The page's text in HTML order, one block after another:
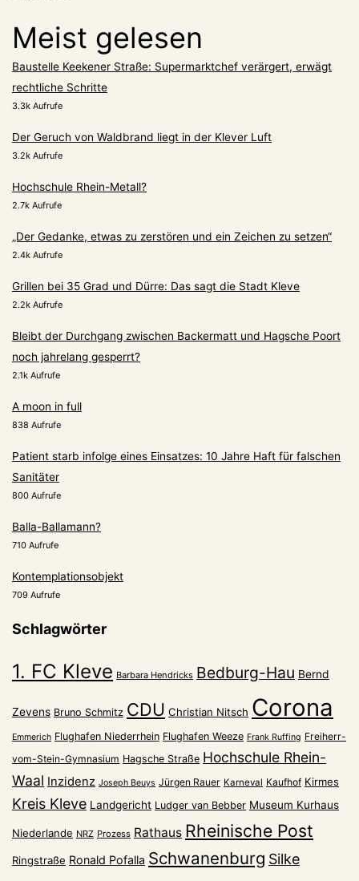
Meist gelesen
Baustelle Keekener Straße: Supermarktchef verärgert, erwägt
rechtliche Schritte
3.3k Aufrufe
Der Geruch von Waldbrand liegt in der Klever Luft
3.2k Aufrufe
Hochschule Rhein-Metall?
2.7k Aufrufe
„Der Gedanke, etwas zu zerstören und ein Zeichen zu setzen“
2.4k Aufrufe
Grillen bei 35 Grad und Dürre: Das sagt die Stadt Kleve
2.2k Aufrufe
Bleibt der Durchgang zwischen Backermatt und Hagsche Poort
noch jahrelang gesperrt?
2.1k Aufrufe
A moon in full
838 Aufrufe
Patient starb infolge eines Einsatzes: 10 Jahre Haft für falschen
Sanitäter
800 Aufrufe
Balla-Ballamann?
710 Aufrufe
Kontemplationsobjekt
709 Aufrufe
Schlagwörter
1. FC Kleve Barbara Hendricks Bedburg-Hau Bernd
Zevens Bruno Schmitz CDU Christian Nitsch Corona
Emmerich Flughafen Niederrhein Flughafen Weeze Frank Ruffing Freiherr-
vom-Stein-Gymnasium Hagsche Straße Hochschule Rhein-
Waal Inzidenz Joseph Beuys Jürgen Rauer Karneval Kaufhof Kirmes
Kreis Kleve Landgericht Ludger van Bebber Museum Kurhaus
Niederlande NRZ Prozess Rathaus Rheinische Post
Ringstraße Ronald Pofalla Schwanenburg Silke